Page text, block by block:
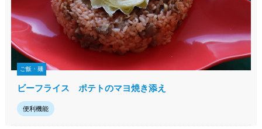
ご飯・麺
ビーフライス ポテトのマヨ焼き添え
便利機能